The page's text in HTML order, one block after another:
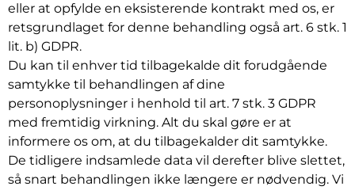
eller at opfylde en eksisterende kontrakt med os, er
retsgrundlaget for denne behandling også art. 6 stk. 1
lit. b) GDPR.
Du kan til enhver tid tilbagekalde dit forudgående
samtykke til behandlingen af dine
personoplysninger i henhold til art. 7 stk. 3 GDPR
med fremtidig virkning. Alt du skal gøre er at
informere os om, at du tilbagekalder dit samtykke.
De tidligere indsamlede data vil derefter blive slettet,
så snart behandlingen ikke længere er nødvendig. Vi